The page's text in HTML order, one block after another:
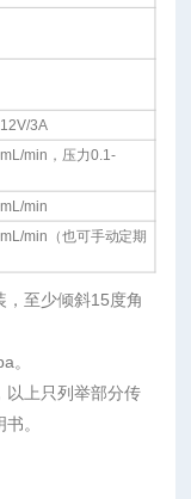
3A
min，压力0.1-
min
min（也可手动定期
，至少倾斜15度角
。
以上只列举部分传
。